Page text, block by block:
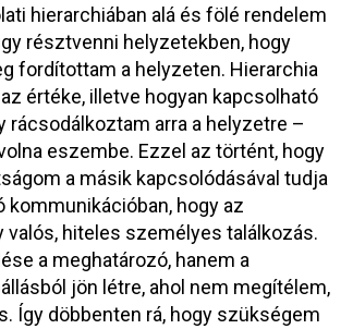
hierarchiában alá és fölé rendelem
résztvenni helyzetekben, hogy
fordítottam a helyzeten. Hierarchia
értéke, illetve hogyan kapcsolható
arra a helyzetre –
eszembe. Ezzel az történt, hogy
a másik kapcsolódásával tudja
hogy az
hiteles személyes találkozás.
a meghatározó, hanem a
jön létre, ahol nem megítélem,
Így döbbenten rá, hogy szükségem